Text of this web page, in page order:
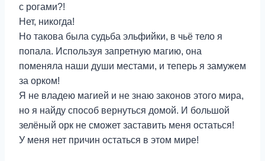
с рогами?!
Нет, никогда!
Но такова была судьба эльфийки, в чьё тело я
попала. Используя запретную магию, она
поменяла наши души местами, и теперь я замужем
за орком!
Я не владею магией и не знаю законов этого мира,
но я найду способ вернуться домой. И большой
зелёный орк не сможет заставить меня остаться!
У меня нет причин остаться в этом мире!